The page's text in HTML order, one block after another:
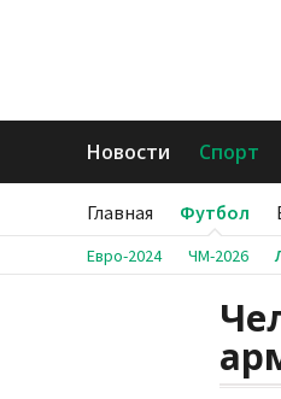
Новости Спорт
Главная Футбол
Евро-2024 ЧМ-2026